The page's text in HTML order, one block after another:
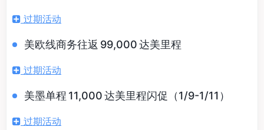
过期活动
美欧线商务往返 99,000 达美里程
过期活动
美墨单程 11,000 达美里程闪促（1/9-1/11）
过期活动